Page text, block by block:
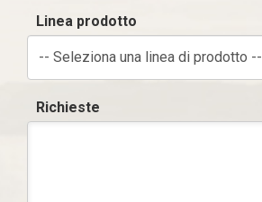
Linea prodotto
-- Seleziona una linea di prodotto --
Richieste